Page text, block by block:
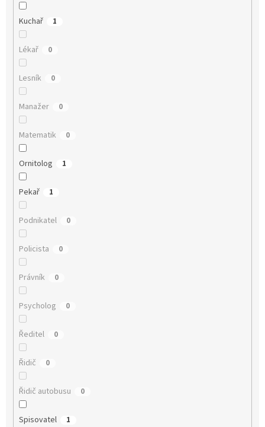
Kuchař 1
Lékař 0
Lesník 0
Manažer 0
Matematik 0
Ornitolog 1
Pekař 1
Podnikatel 0
Policista 0
Právník 0
Psycholog 0
Ředitel 0
Řidič 0
Řidič autobusu 0
Spisovatel 1